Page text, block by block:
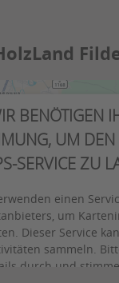
BENÖTIGEN
UM DEN
SERVICE ZU
einen
um
Dieser Service
sammeln.
durch und